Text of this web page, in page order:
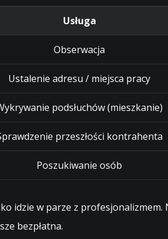
Usługa
Obserwacja
Ustalenie adresu / miejsca pracy
podsłuchów (mieszkanie)
przeszłości kontrahenta
Poszukiwanie osób
idzie w parze z
bezpłatna.